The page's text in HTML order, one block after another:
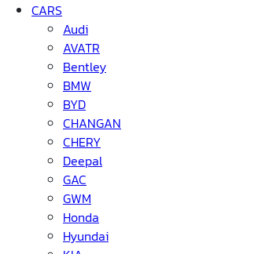
CARS
Audi
AVATR
Bentley
BMW
BYD
CHANGAN
CHERY
Deepal
GAC
GWM
Honda
Hyundai